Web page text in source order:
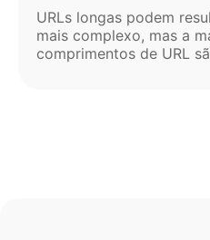
URLs longas podem
mais complexo, mas a
comprimentos de URL